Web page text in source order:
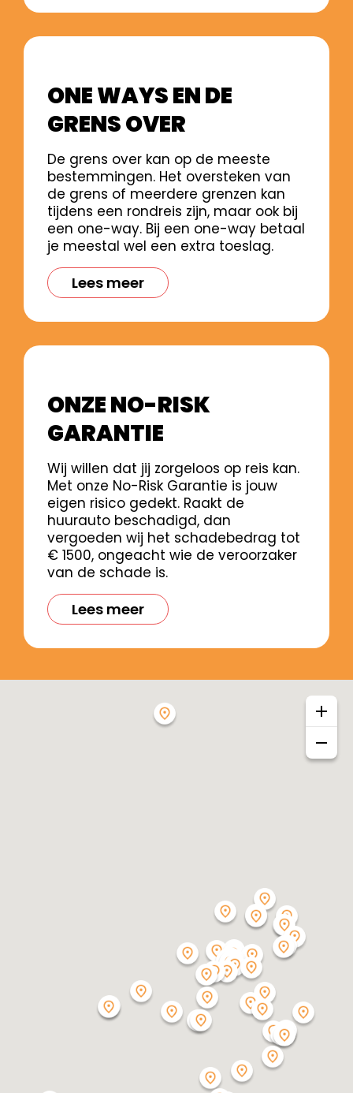
ONE WAYS EN DE
GRENS OVER
De grens over kan op de meeste
bestemmingen. Het oversteken van
de grens of meerdere grenzen kan
tijdens een rondreis zijn, maar ook bij
een one-way. Bij een one-way betaal
je meestal wel een extra toeslag.
Lees meer
ONZE NO-RISK
GARANTIE
Wij willen dat jij zorgeloos op reis kan.
Met onze No-Risk Garantie is jouw
eigen risico gedekt. Raakt de
huurauto beschadigd, dan
vergoeden wij het schadebedrag tot
€ 1500, ongeacht wie de veroorzaker
van de schade is.
Lees meer